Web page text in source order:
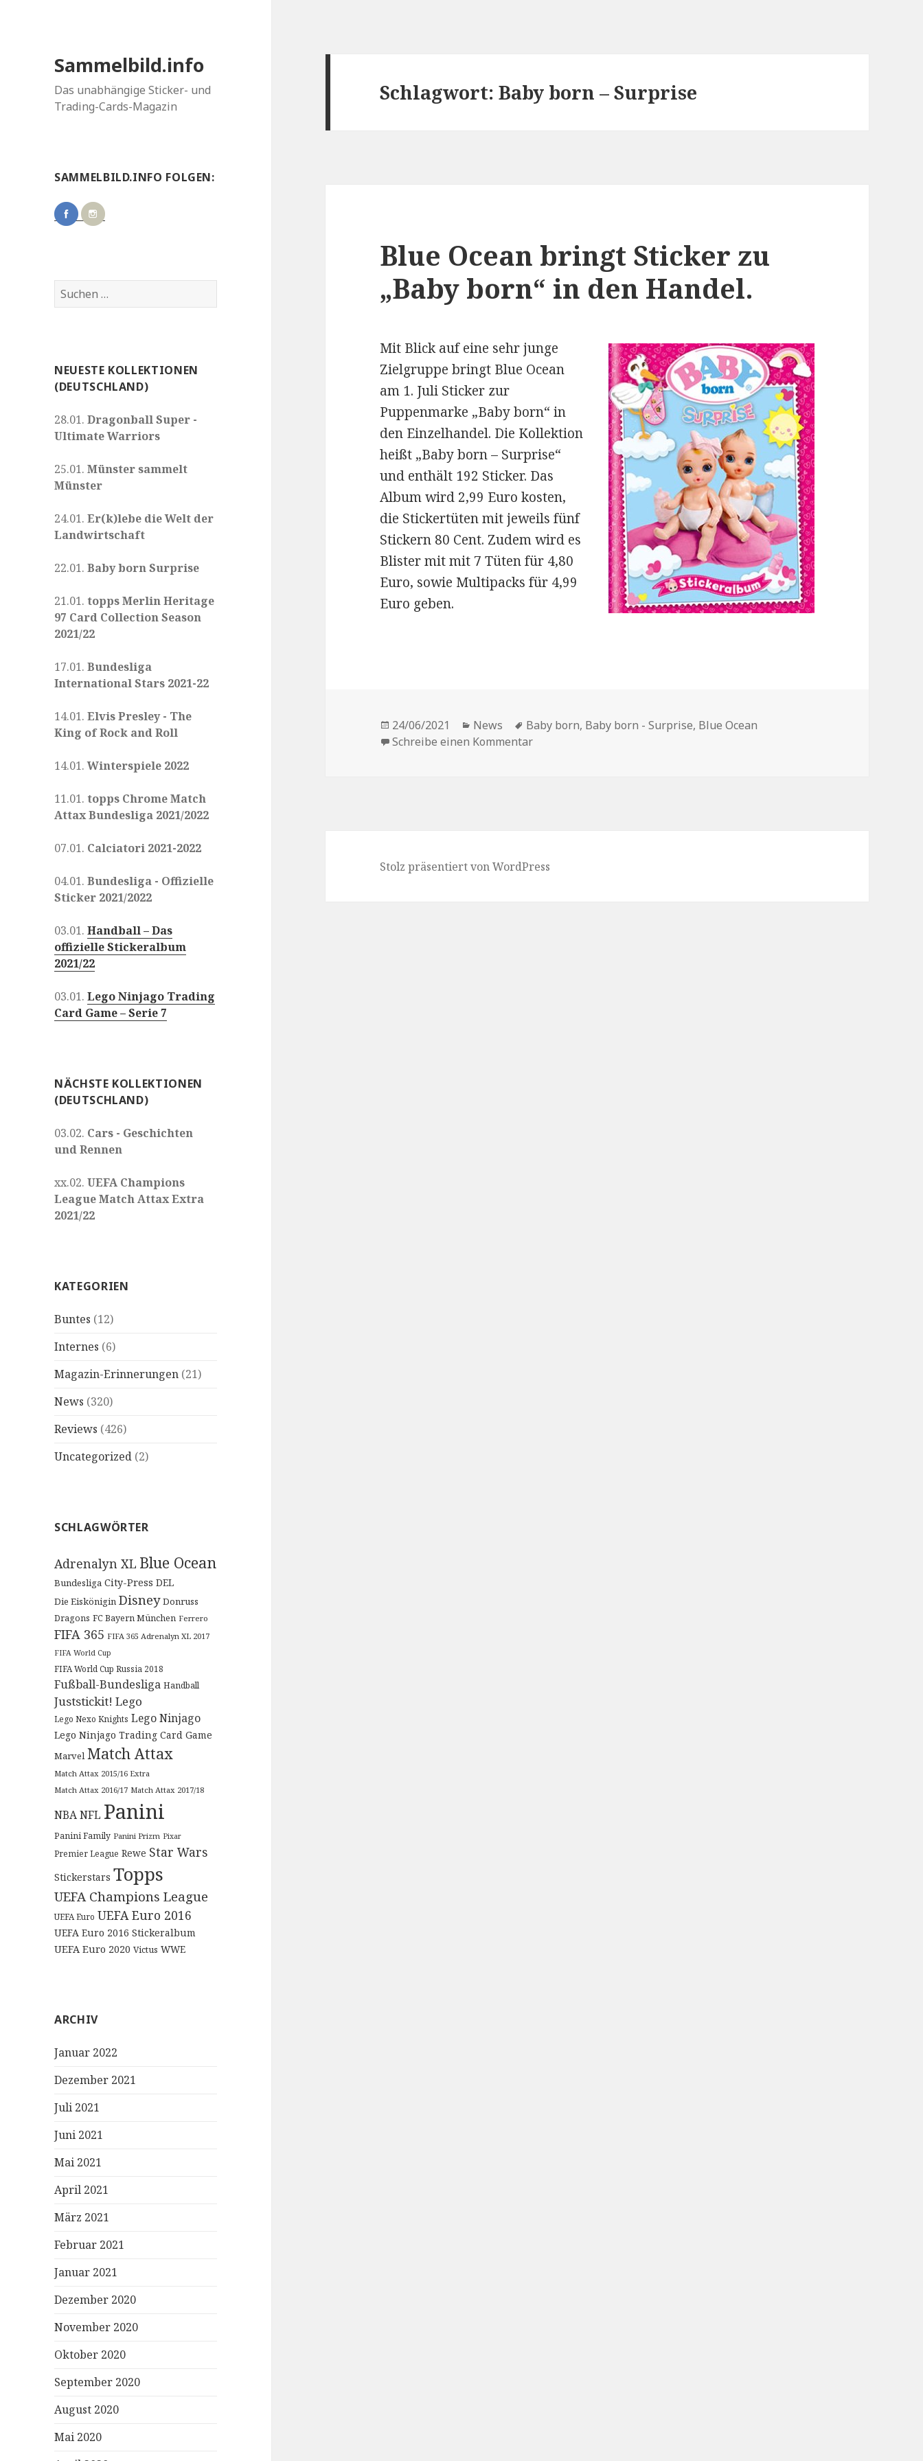
Sammelbild.info
Das unabhängige Sticker- und
Trading-Cards-Magazin
SAMMELBILD.INFO FOLGEN:
Suchen
nach:
NEUESTE KOLLEKTIONEN
(DEUTSCHLAND)
28.01.Dragonball Super -
Ultimate Warriors
25.01.Münster sammelt
Münster
24.01.Er(k)lebe die Welt der
Landwirtschaft
22.01.Baby born Surprise
21.01.topps Merlin Heritage
97 Card Collection Season
2021/22
17.01.Bundesliga
International Stars 2021-22
14.01.Elvis Presley - The
King of Rock and Roll
14.01.Winterspiele 2022
11.01.topps Chrome Match
Attax Bundesliga 2021/2022
07.01. Calciatori 2021-2022
04.01.Bundesliga - Offizielle
Sticker 2021/2022
03.01.Handball – Das
offizielle Stickeralbum
2021/22
03.01.Lego Ninjago Trading
Card Game – Serie 7
NÄCHSTE KOLLEKTIONEN
(DEUTSCHLAND)
03.02. Cars - Geschichten
und Rennen
xx.02.UEFA Champions
League Match Attax Extra
2021/22
KATEGORIEN
Buntes (12)
Internes (6)
Magazin-Erinnerungen (21)
News (320)
Reviews (426)
Uncategorized (2)
SCHLAGWÖRTER
Adrenalyn XL Blue Ocean
Bundesliga City-Press DEL
Die Eiskönigin Disney Donruss
Dragons FC Bayern München Ferrero
FIFA 365 FIFA 365 Adrenalyn XL 2017
FIFA World Cup
FIFA World Cup Russia 2018
Fußball-Bundesliga Handball
Juststickit! Lego
Lego Nexo Knights Lego Ninjago
Lego Ninjago Trading Card Game
Marvel Match Attax
Match Attax 2015/16 Extra
Match Attax 2016/17 Match Attax 2017/18
NBANFL Panini
Panini Family Panini Prizm Pixar
Premier League Rewe Star Wars
Stickerstars Topps
UEFA Champions League
UEFA Euro UEFA Euro 2016
UEFA Euro 2016 Stickeralbum
UEFA Euro 2020 Victus WWE
ARCHIV
Januar 2022
Dezember 2021
Juli 2021
Juni 2021
Mai 2021
April 2021
März 2021
Februar 2021
Januar 2021
Dezember 2020
November 2020
Oktober 2020
September 2020
August 2020
Mai 2020
Schlagwort:Baby born – Surprise
Blue Ocean bringt Sticker zu
„Baby born“ in den Handel.
Mit Blick auf eine sehr junge
Zielgruppe bringt Blue Ocean
am 1. Juli Sticker zur
Puppenmarke „Baby born“ in
den Einzelhandel. Die Kollektion
heißt „Baby born – Surprise“
und enthält 192 Sticker. Das
Album wird 2,99 Euro kosten,
die Stickertüten mit jeweils fünf
Stickern 80 Cent. Zudem wird es
Blister mit mit 7 Tüten für 4,80
Euro, sowie Multipacks für 4,99
Euro geben.
Veröffentlicht
am
24/06/2021 Kategorien
News Schlagwörter
Baby born, Baby born - Surprise, Blue Ocean
Schreibe einen Kommentarzu Blue Ocean bringt Sticker zu „Baby born“ in den Handel.
Stolz präsentiert von WordPress